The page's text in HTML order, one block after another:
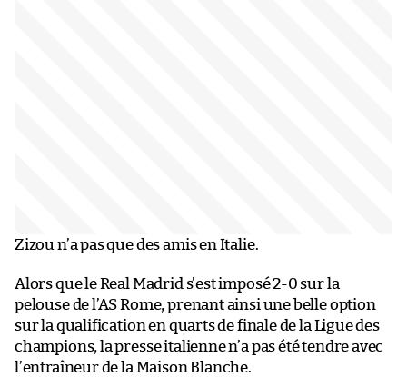
Zizou n’a pas que des amis en Italie.
Alors que le Real Madrid s’est imposé 2-0 sur la
pelouse de l’AS Rome, prenant ainsi une belle option
sur la qualification en quarts de finale de la Ligue des
champions, la presse italienne n’a pas été tendre avec
l’entraîneur de la Maison Blanche.